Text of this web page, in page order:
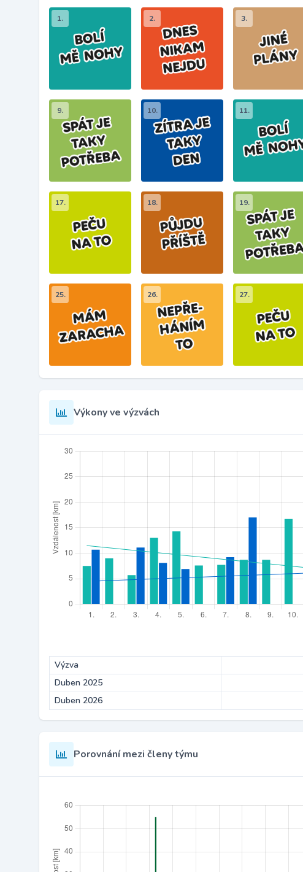
1. 2. 3.
9. 10. 11.
17. 18. 19.
25. 26. 27.
Výkony ve výzvách
Výzva
Duben 2025
Duben 2026
Porovnání mezi členy týmu